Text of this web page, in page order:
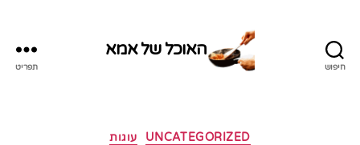
חיפוש
האוכל של אמא
תפריט
קטגוריות
UNCATEGORIZED עוגות